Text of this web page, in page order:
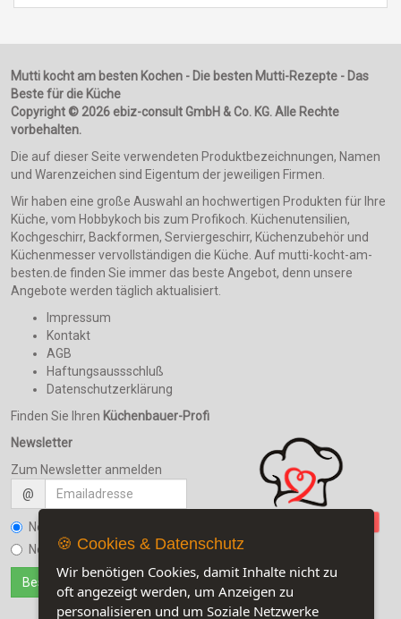
Mutti kocht am besten Kochen - Die besten Mutti-Rezepte - Das
Beste für die Küche
Copyright © 2026 ebiz-consult GmbH & Co. KG. Alle Rechte
vorbehalten.
Die auf dieser Seite verwendeten Produktbezeichnungen, Namen
und Warenzeichen sind Eigentum der jeweiligen Firmen.
Wir haben eine große Auswahl an hochwertigen Produkten für Ihre
Küche, vom Hobbykoch bis zum Profikoch. Küchenutensilien,
Kochgeschirr, Backformen, Serviergeschirr, Küchenzubehör und
Küchenmesser vervollständigen die Küche. Auf mutti-kocht-am-
besten.de finden Sie immer das beste Angebot, denn unsere
Angebote werden täglich aktualisiert.
Impressum
Kontakt
AGB
Haftungsaussschluß
Datenschutzerklärung
Finden Sie Ihren Küchenbauer-Profi
Newsletter
Zum Newsletter anmelden
@
Newsletter bestellen
Newsletter kündigen
🍪 Cookies & Datenschutz
Wir benötigen Cookies, damit Inhalte nicht zu
oft angezeigt werden, um Anzeigen zu
personalisieren und um Soziale Netzwerke